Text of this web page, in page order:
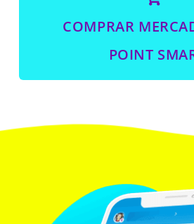
COMPRAR
POINT